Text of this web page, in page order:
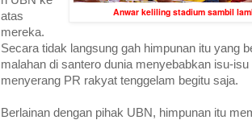
Anwar keliling stadium sambil
atas
mereka.
Secara tidak langsung gah himpunan itu yang
malahan di santero dunia menyebabkan isu-
menyerang PR rakyat tenggelam begitu saja.
Berlainan dengan pihak UBN, himpunan itu